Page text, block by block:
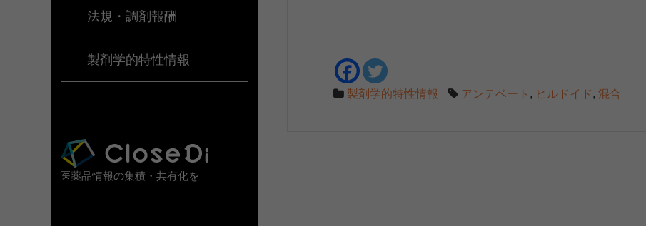
製剤学的特性情報 アンテベート , ヒルドイド, 混合
法規・調剤報酬
製剤学的特性情報
医薬品情報の集積・共有化を